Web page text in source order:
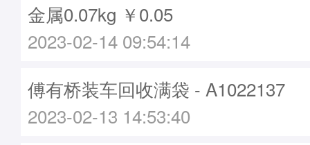
金属0.07kg ￥0.05
2023-02-14 09:54:14
傅有桥装车回收满袋 - A1022137
2023-02-13 14:53:40